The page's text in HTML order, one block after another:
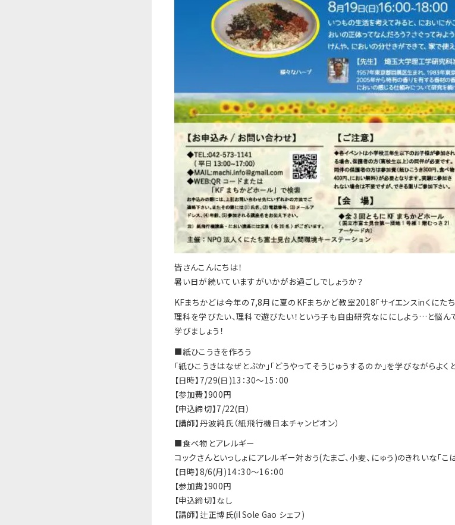
皆さんこんにちは！
暑い日が続いていますがいかがお過ごしでしょうか？
KFまちかどは今年の7,8月に夏のKFまちかど教室2018｢サイエンスinくにた
理科を学びたい、理科で遊びたい！ という子も自由研究なににしよう… と悩ん
学びましょう！
■紙ひこうきを作ろう
｢紙ひこうきはなぜとぶか｣｢どうやってそうじゅうするのか｣を学びながらよく
【日時】7/29(日)13：30〜15：00
【参加費】900円
【申込締切】7/22(日）
【講師】丹波純氏（紙飛行機日本チャンピオン）
■食べ物とアレルギー
コックさんといっしょにアレルギー対おう(たまご、小麦、 にゅう)のきれいな｢こ
【日時】8/6(月)14：30〜16：00
【参加費】900円
【申込締切】なし
【講師】辻正博氏(il Sole Gao シェフ)